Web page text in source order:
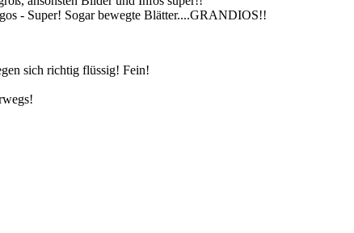
- Super! Sogar bewegte Blätter....GRANDIOS!!
sich richtig flüssig! Fein!